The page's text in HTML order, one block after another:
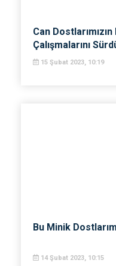
Can
Çalışmalarını
15 Şubat 2023, 10:19
Bu Minik
14 Şubat 2023, 10:15